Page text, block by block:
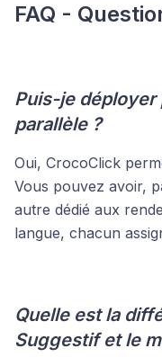
FAQ -
Puis-je déployer
parallèle ?
Oui, CrocoClick
Vous pouvez avoir,
autre dédié aux
langue, chacun
Quelle est la
Suggestif et le